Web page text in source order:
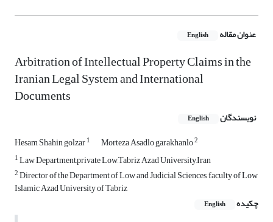
عنوان مقاله English
Arbitration of Intellectual Property Claims in the
Iranian Legal System and International
Documents
نویسندگان English
Hesam Shahin golzar1 Morteza Asadlo garakhanlo2
1Law Department,private Low,Tabriz Azad University,Iran
2Director of the Department of Low and Judicial Sciences, faculty of Low
Islamic Azad University of Tabriz
چکیده
English